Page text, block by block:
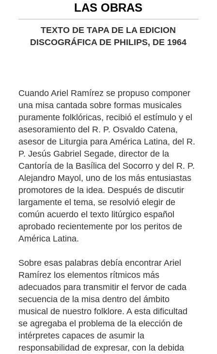
LAS OBRAS
TEXTO DE TAPA DE LA EDICION
DISCOGRÁFICA DE PHILIPS, DE 1964
Cuando Ariel Ramírez se propuso componer
una misa cantada sobre formas musicales
puramente folklóricas, recibió el estímulo y el
asesoramiento del R. P. Osvaldo Catena,
asesor de Liturgia para América Latina, del R.
P. Jesús Gabriel Segade, director de la
Cantoría de la Basílica del Socorro y del R. P.
Alejandro Mayol, uno de los más entusiastas
promotores de la idea. Después de discutir
largamente el tema, se resolvió elegir de
común acuerdo el texto litúrgico español
aprobado recientemente por los peritos de
América Latina.
Sobre esas palabras debía encontrar Ariel
Ramírez los elementos rítmicos más
adecuados para transmitir el fervor de cada
secuencia de la misa dentro del ámbito
musical de nuestro folklore. A esta dificultad
se agregaba el problema de la elección de
intérpretes capaces de asumir la
responsabilidad de expresar, con la debida